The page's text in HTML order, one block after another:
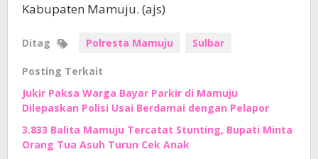
Kabupaten Mamuju. (ajs)
Ditag Polresta Mamuju Sulbar
Posting Terkait
Jukir Paksa Warga Bayar Parkir di Mamuju
Dilepaskan Polisi Usai Berdamai dengan Pelapor
3.833 Balita Mamuju Tercatat Stunting, Bupati Minta
Orang Tua Asuh Turun Cek Anak